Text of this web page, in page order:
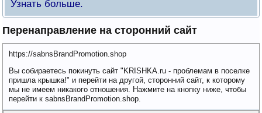
Узнать больше.
Перенаправление на сторонний сайт
https://sabnsBrandPromotion.shop
Вы собираетесь покинуть сайт "KRISHKA.ru - проблемам в поселке
пришла крышка!" и перейти на другой, сторонний сайт, к которому
мы не имеем никакого отношения. Нажмите на кнопку ниже, чтобы
перейти к sabnsBrandPromotion.shop.